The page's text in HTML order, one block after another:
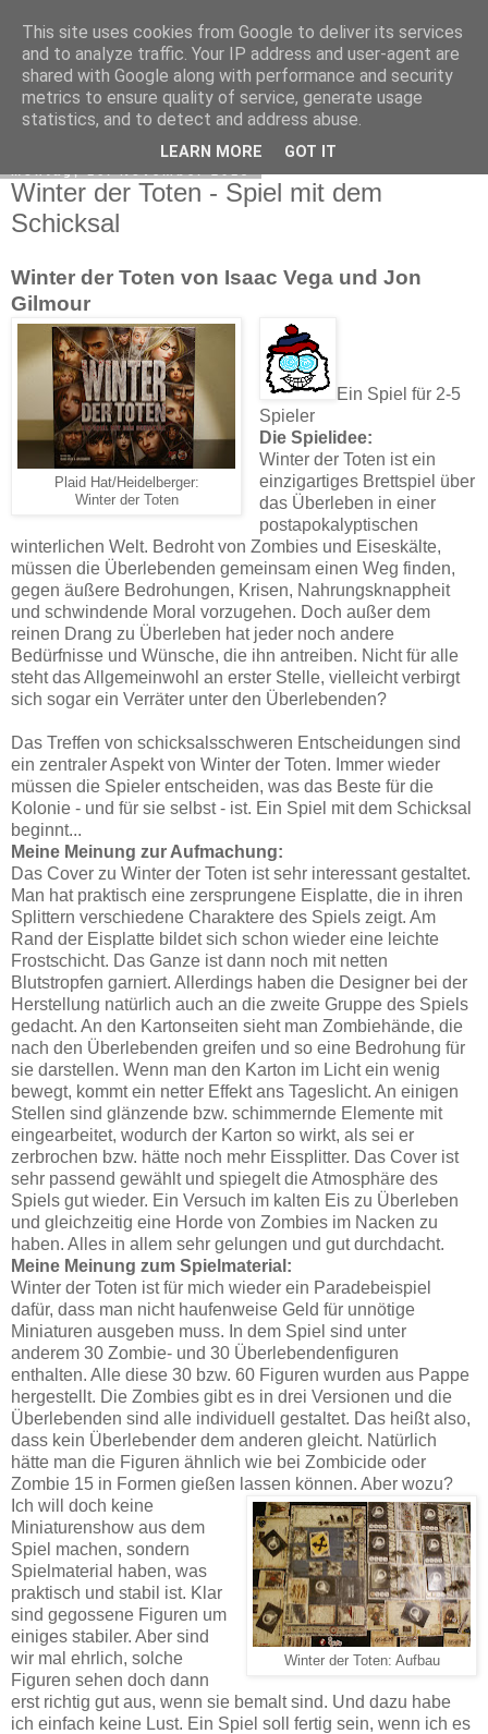
Sue's Spielehafen
Winter der Toten - Spiel mit dem
Schicksal
Winter der Toten von Isaac Vega und Jon
Gilmour
Plaid Hat/Heidelberger:
Winter der Toten
Ein Spiel für 2-5
Spieler
Die Spielidee:
Winter der Toten ist ein
einzigartiges Brettspiel über
das Überleben in einer
postapokalyptischen
winterlichen Welt. Bedroht von Zombies und Eiseskälte,
müssen die Überlebenden gemeinsam einen Weg finden,
gegen äußere Bedrohungen, Krisen, Nahrungsknappheit
und schwindende Moral vorzugehen. Doch außer dem
reinen Drang zu Überleben hat jeder noch andere
Bedürfnisse und Wünsche, die ihn antreiben. Nicht für alle
steht das Allgemeinwohl an erster Stelle, vielleicht verbirgt
sich sogar ein Verräter unter den Überlebenden?
Das Treffen von schicksalsschweren Entscheidungen sind
ein zentraler Aspekt von Winter der Toten. Immer wieder
müssen die Spieler entscheiden, was das Beste für die
Kolonie - und für sie selbst - ist. Ein Spiel mit dem Schicksal
beginnt...
Meine Meinung zur Aufmachung:
Das Cover zu Winter der Toten ist sehr interessant gestaltet.
Man hat praktisch eine zersprungene Eisplatte, die in ihren
Splittern verschiedene Charaktere des Spiels zeigt. Am
Rand der Eisplatte bildet sich schon wieder eine leichte
Frostschicht. Das Ganze ist dann noch mit netten
Blutstropfen garniert. Allerdings haben die Designer bei der
Herstellung natürlich auch an die zweite Gruppe des Spiels
gedacht. An den Kartonseiten sieht man Zombiehände, die
nach den Überlebenden greifen und so eine Bedrohung für
sie darstellen. Wenn man den Karton im Licht ein wenig
bewegt, kommt ein netter Effekt ans Tageslicht. An einigen
Stellen sind glänzende bzw. schimmernde Elemente mit
eingearbeitet, wodurch der Karton so wirkt, als sei er
zerbrochen bzw. hätte noch mehr Eissplitter. Das Cover ist
sehr passend gewählt und spiegelt die Atmosphäre des
Spiels gut wieder. Ein Versuch im kalten Eis zu Überleben
und gleichzeitig eine Horde von Zombies im Nacken zu
haben. Alles in allem sehr gelungen und gut durchdacht.
Meine Meinung zum Spielmaterial:
Winter der Toten ist für mich wieder ein Paradebeispiel
dafür, dass man nicht haufenweise Geld für unnötige
Miniaturen ausgeben muss. In dem Spiel sind unter
anderem 30 Zombie- und 30 Überlebendenfiguren
enthalten. Alle diese 30 bzw. 60 Figuren wurden aus Pappe
hergestellt. Die Zombies gibt es in drei Versionen und die
Überlebenden sind alle individuell gestaltet. Das heißt also,
dass kein Überlebender dem anderen gleicht. Natürlich
hätte man die Figuren ähnlich wie bei Zombicide oder
Zombie 15 in Formen gießen lassen können. Aber wozu?
Winter der Toten: Aufbau
Ich will doch keine
Miniaturenshow aus dem
Spiel machen, sondern
Spielmaterial haben, was
praktisch und stabil ist. Klar
sind gegossene Figuren um
einiges stabiler. Aber sind
wir mal ehrlich, solche
Figuren sehen doch dann
erst richtig gut aus, wenn sie bemalt sind. Und dazu habe
ich einfach keine Lust. Ein Spiel soll fertig sein, wenn ich es
This site uses cookies from Google to deliver its services
and to analyze traffic. Your IP address and user-agent are
shared with Google along with performance and security
metrics to ensure quality of service, generate usage
statistics, and to detect and address abuse.
LEARN MORE GOT IT